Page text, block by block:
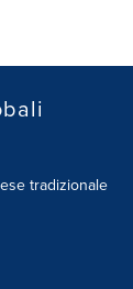
tradizionale